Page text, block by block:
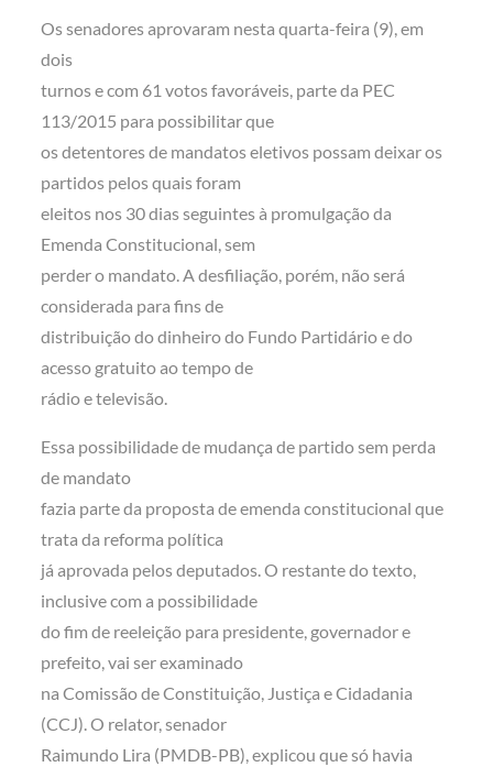
Os senadores aprovaram nesta quarta-feira (9), em
dois
turnos e com 61 votos favoráveis, parte da PEC
113/2015 para possibilitar que
os detentores de mandatos eletivos possam deixar os
partidos pelos quais foram
eleitos nos 30 dias seguintes à promulgação da
Emenda Constitucional, sem
perder o mandato. A desfiliação, porém, não será
considerada para fins de
distribuição do dinheiro do Fundo Partidário e do
acesso gratuito ao tempo de
rádio e televisão.
Essa possibilidade de mudança de partido sem perda
de mandato
fazia parte da proposta de emenda constitucional que
trata da reforma política
já aprovada pelos deputados. O restante do texto,
inclusive com a possibilidade
do fim de reeleição para presidente, governador e
prefeito, vai ser examinado
na Comissão de Constituição, Justiça e Cidadania
(CCJ). O relator, senador
Raimundo Lira (PMDB-PB), explicou que só havia